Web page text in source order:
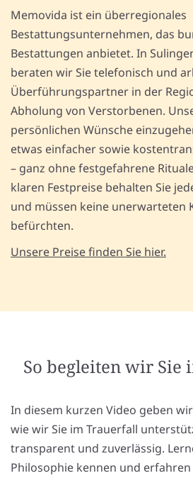
Memovida ist ein überregionales
Bestattungsunternehmen, das
Bestattungen anbietet. In
beraten wir Sie telefonisch und
Überführungspartner in der
Abholung von Verstorbenen.
persönlichen Wünsche
etwas einfacher sowie
– ganz ohne festgefahrene
klaren Festpreise behalten Sie
und müssen keine unerwarteten
befürchten.
Unsere Preise finden Sie hier.
So begleiten wir
In diesem kurzen Video geben
wie wir Sie im Trauerfall
transparent und zuverlässig.
Philosophie kennen und erfahren